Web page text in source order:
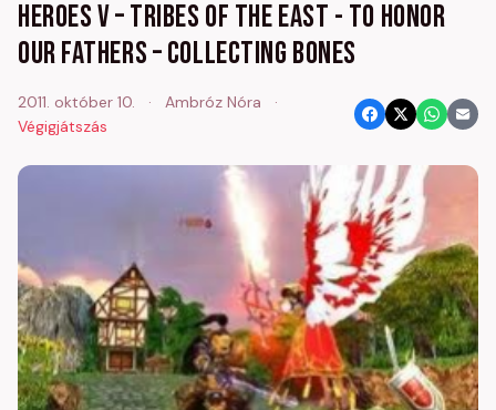
Heroes V – Tribes of the East - To Honor
our Fathers – Collecting Bones
2011. október 10. · Ambróz Nóra
·
Végigjátszás